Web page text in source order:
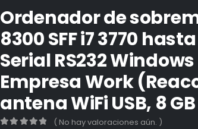
Ordenador de
8300 SFF i7 3770
Serial RS232 Windows
Empresa Work
antena WiFi USB, 8
( No hay valoraciones aún. )